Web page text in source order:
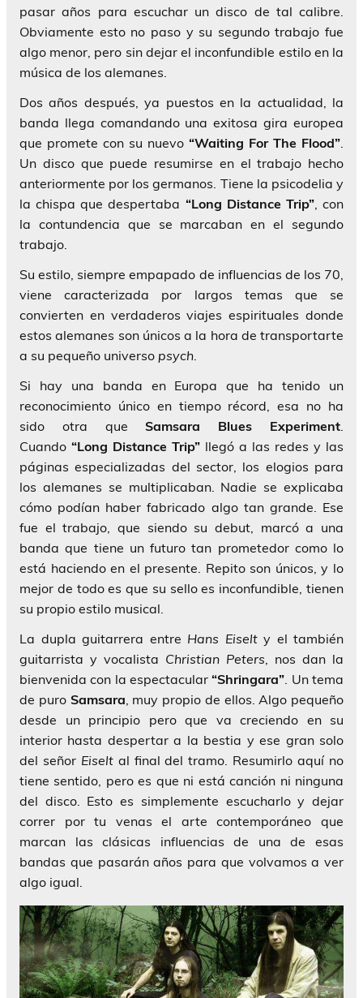
pasar años para escuchar un disco de tal calibre.
Obviamente esto no paso y su segundo trabajo fue
algo menor, pero sin dejar el inconfundible estilo en la
música de los alemanes.
Dos años después, ya puestos en la actualidad, la
banda llega comandando una exitosa gira europea
que promete con su nuevo “Waiting For The Flood”
Un disco que puede resumirse en el trabajo hecho
anteriormente por los germanos. Tiene la psicodelia y
la chispa que despertaba “Long Distance Trip”, con
la contundencia que se marcaban en el segundo
trabajo.
Su estilo, siempre empapado de influencias de los 70,
viene caracterizada por largos temas que se
convierten en verdaderos viajes espirituales donde
estos alemanes son únicos a la hora de transportarte
a su pequeño universo psych
Si hay una banda en Europa que ha tenido un
reconocimiento único en tiempo récord, esa no ha
sido otra queSamsara Blues Experiment
Cuando “Long Distance Trip” llegó a las redes y las
páginas especializadas del sector, los elogios para
los alemanes se multiplicaban. Nadie se explicaba
cómo podían haber fabricado algo tan grande. Ese
fue el trabajo, que siendo su debut, marcó a una
banda que tiene un futuro tan prometedor como lo
está haciendo en el presente. Repito son únicos, y lo
mejor de todo es que su sello es inconfundible, tienen
su propio estilo musical.
La dupla guitarrera entre Hans Eiselty el también
guitarrista y vocalista Christian Peters , nos dan la
bienvenida con la espectacular“Shringara” . Un tema
de puro Samsara , muy propio de ellos. Algo pequeño
desde un principio pero que va creciendo en su
interior hasta despertar a la bestia y ese gran solo
del señor Eiseltal final del tramo. Resumirlo aquí no
tiene sentido, pero es que ni está canción ni ninguna
del disco. Esto es simplemente escucharlo y dejar
correr por tu venas el arte contemporáneo que
marcan las clásicas influencias de una de esas
bandas que pasarán años para que volvamos a ver
algo igual.